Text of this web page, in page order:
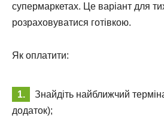
супермаркетах. Це варіант для
розраховуватися готівкою.
Як оплатити:
Знайдіть найближчий
додаток);